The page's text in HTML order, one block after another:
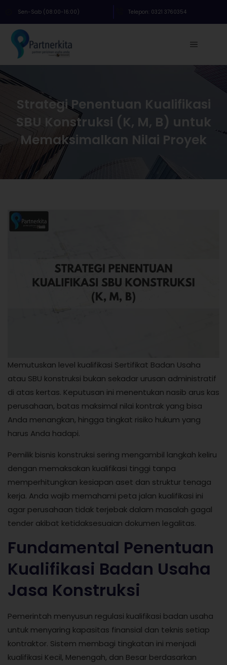
Sen-Sab (08:00-16:00) Telepon: 0321 3760354
Strategi Penentuan Kualifikasi
SBU Konstruksi (K, M, B) untuk
Memaksimalkan Nilai Proyek
Memutuskan level kualifikasi Sertifikat Badan Usaha
atau SBU konstruksi bukan sekadar urusan administratif
di atas kertas. Keputusan ini menentukan nasib arus kas
perusahaan, batas maksimal nilai kontrak yang bisa
Anda menangkan, hingga tingkat risiko hukum yang
harus Anda hadapi.
Pemilik bisnis konstruksi sering mengambil langkah keliru
dengan memaksakan kualifikasi tinggi tanpa
memperhitungkan kesiapan aset dan struktur tenaga
kerja. Anda wajib memahami peta jalan kualifikasi ini
agar perusahaan tidak terjebak dalam masalah gagal
tender akibat ketidaksesuaian dokumen legalitas.
Fundamental Penentuan
Kualifikasi Badan Usaha
Jasa Konstruksi
Pemerintah menyusun regulasi kualifikasi badan usaha
untuk menyaring kapasitas finansial dan teknis setiap
kontraktor. Sistem membagi tingkatan ini menjadi
kualifikasi Kecil, Menengah, dan Besar berdasarkan